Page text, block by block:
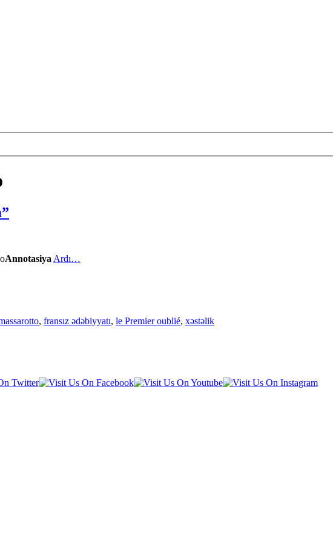
Annotasiya Ardı…
, fransız ədəbiyyatı, le Premier oublié, xəstəlik